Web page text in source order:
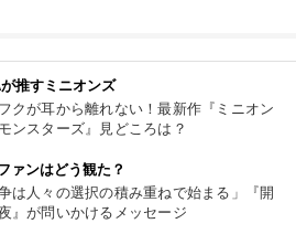
推すミニオンズ
クが耳から離れない！最新作『ミニオン
ンスターズ』見どころは？
ァンはどう観た？
争は人々の選択の積み重ねで始まる」『開
』が問いかけるメッセージ